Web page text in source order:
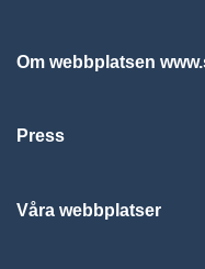
Om webbplatsen
Press
Våra webbplatser